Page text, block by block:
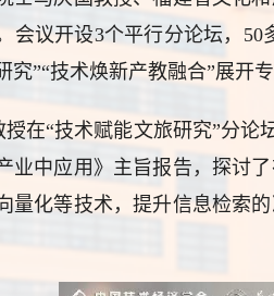
会议开设3个平行分论坛，50
究”“技术焕新产教融合”展开专
在“技术赋能文旅研究”分论
业中应用》主旨报告，探讨
量化等技术，提升信息检索